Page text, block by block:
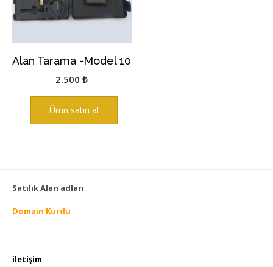
Alan Tarama -Model 10
2.500₺
Ürün satın al
Satılık Alan adları
Domain Kurdu
iletişim